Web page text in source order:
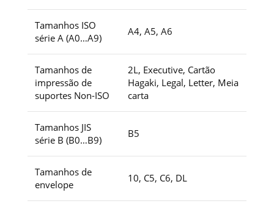
Tamanhos ISO
série A (A0…A9)
A4, A5, A6
Tamanhos de
impressão de
suportes Non-ISO
2L, Executive, Cartão
Hagaki, Legal, Letter, Meia
carta
Tamanhos JIS
série B (B0…B9)
B5
Tamanhos de
envelope
10, C5, C6, DL